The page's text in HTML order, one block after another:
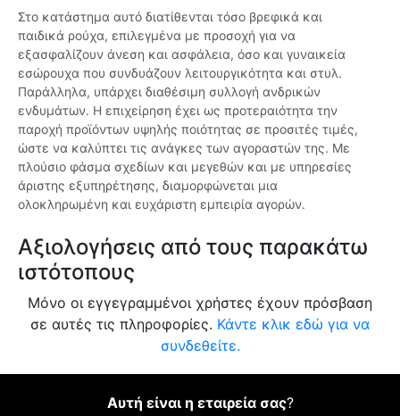
Στο κατάστημα αυτό διατίθενται τόσο βρεφικά και
παιδικά ρούχα, επιλεγμένα με προσοχή για να
εξασφαλίζουν άνεση και ασφάλεια, όσο και γυναικεία
εσώρουχα που συνδυάζουν λειτουργικότητα και στυλ.
Παράλληλα, υπάρχει διαθέσιμη συλλογή ανδρικών
ενδυμάτων. Η επιχείρηση έχει ως προτεραιότητα την
παροχή προϊόντων υψηλής ποιότητας σε προσιτές τιμές,
ώστε να καλύπτει τις ανάγκες των αγοραστών της. Με
πλούσιο φάσμα σχεδίων και μεγεθών και με υπηρεσίες
άριστης εξυπηρέτησης, διαμορφώνεται μια
ολοκληρωμένη και ευχάριστη εμπειρία αγορών.
Αξιολογήσεις από τους παρακάτω
ιστότοπους
Μόνο οι εγγεγραμμένοι χρήστες έχουν πρόσβαση
σε αυτές τις πληροφορίες. Κάντε κλικ εδώ για να
συνδεθείτε.
Αυτή είναι η εταιρεία σας?